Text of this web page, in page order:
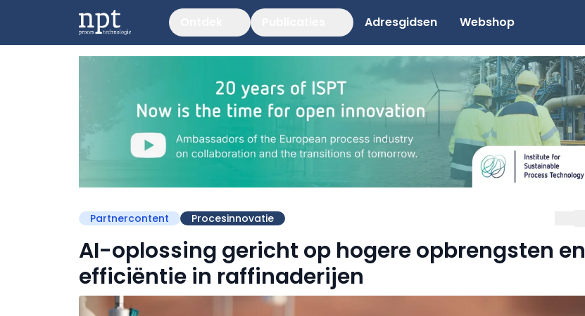
Adresgidsen Webshop
Partnercontent Procesinnovatie
AI-oplossing gericht op hogere opbrengsten en
efficiëntie in raffinaderijen